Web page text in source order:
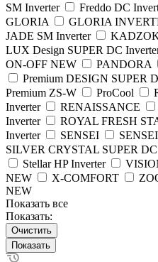
SM Inverter
Freddo DC
GLORIA
GLORIA
JADE SM Inverter
LUX Design SUPER DC
ON-OFF NEW
PANDORA
Premium DESIGN SUPER
Premium ZS-W
ProCool
Inverter
RENAISSANCE
Inverter
ROYAL FRESH
Inverter
SENSEI
SILVER CRYSTAL SUPER
Stellar HP Inverter
NEW
X-COMFORT
NEW
Показать все
Показать:
Очистить